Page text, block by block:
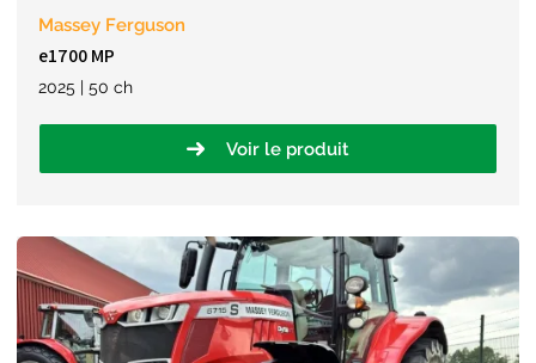
Massey Ferguson
e1700 MP
2025 | 50 ch
Voir le produit